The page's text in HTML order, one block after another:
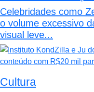
Celebridades como
o volume excessivo
visual leve...
Cultura